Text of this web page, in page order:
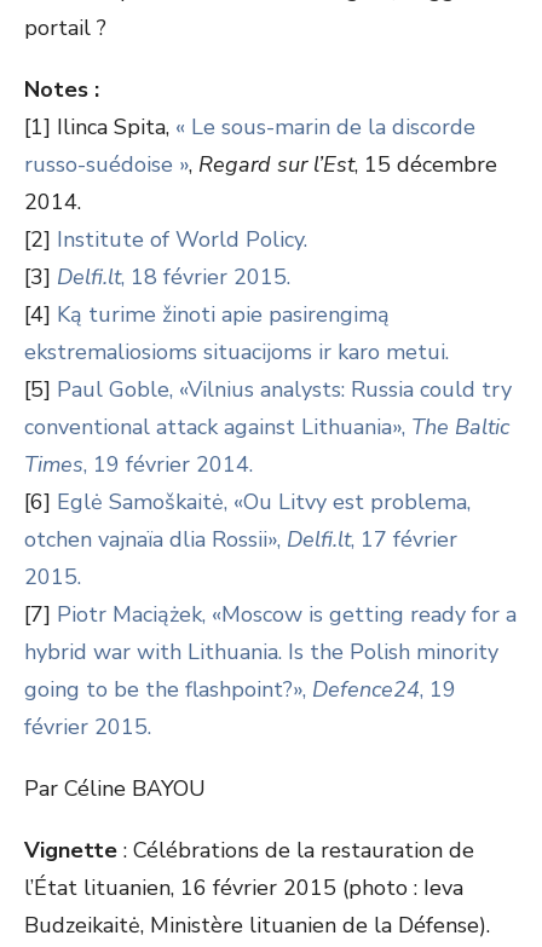
portail ?
Notes :
[1] Ilinca Spita, « Le sous-marin de la discorde
russo-suédoise », Regard sur l’Est, 15 décembre
2014.
[2] Institute of World Policy.
[3] Delfi.lt, 18 février 2015.
[4] Ką turime žinoti apie pasirengimą
ekstremaliosioms situacijoms ir karo metui.
[5] Paul Goble, «Vilnius analysts: Russia could try
conventional attack against Lithuania», The Baltic
Times, 19 février 2014.
[6] Eglė Samoškaitė, «Ou Litvy est problema,
otchen vajnaïa dlia Rossii», Delfi.lt, 17 février
2015.
[7] Piotr Maciążek, «Moscow is getting ready for a
hybrid war with Lithuania. Is the Polish minority
going to be the flashpoint?», Defence24, 19
février 2015.
Par Céline BAYOU
Vignette : Célébrations de la restauration de
l’État lituanien, 16 février 2015 (photo : Ieva
Budzeikaitė, Ministère lituanien de la Défense).